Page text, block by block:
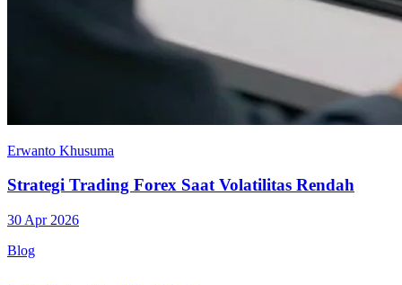
Erwanto Khusuma
Strategi Trading Forex Saat Volatilitas Rendah
30 Apr 2026
Blog